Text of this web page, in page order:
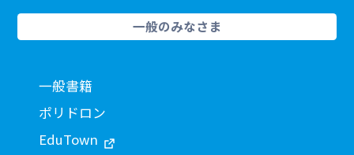
一般のみなさま
一般書籍
ポリドロン
EduTown